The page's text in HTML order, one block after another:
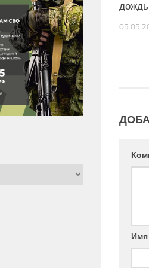
дождь…
Имя